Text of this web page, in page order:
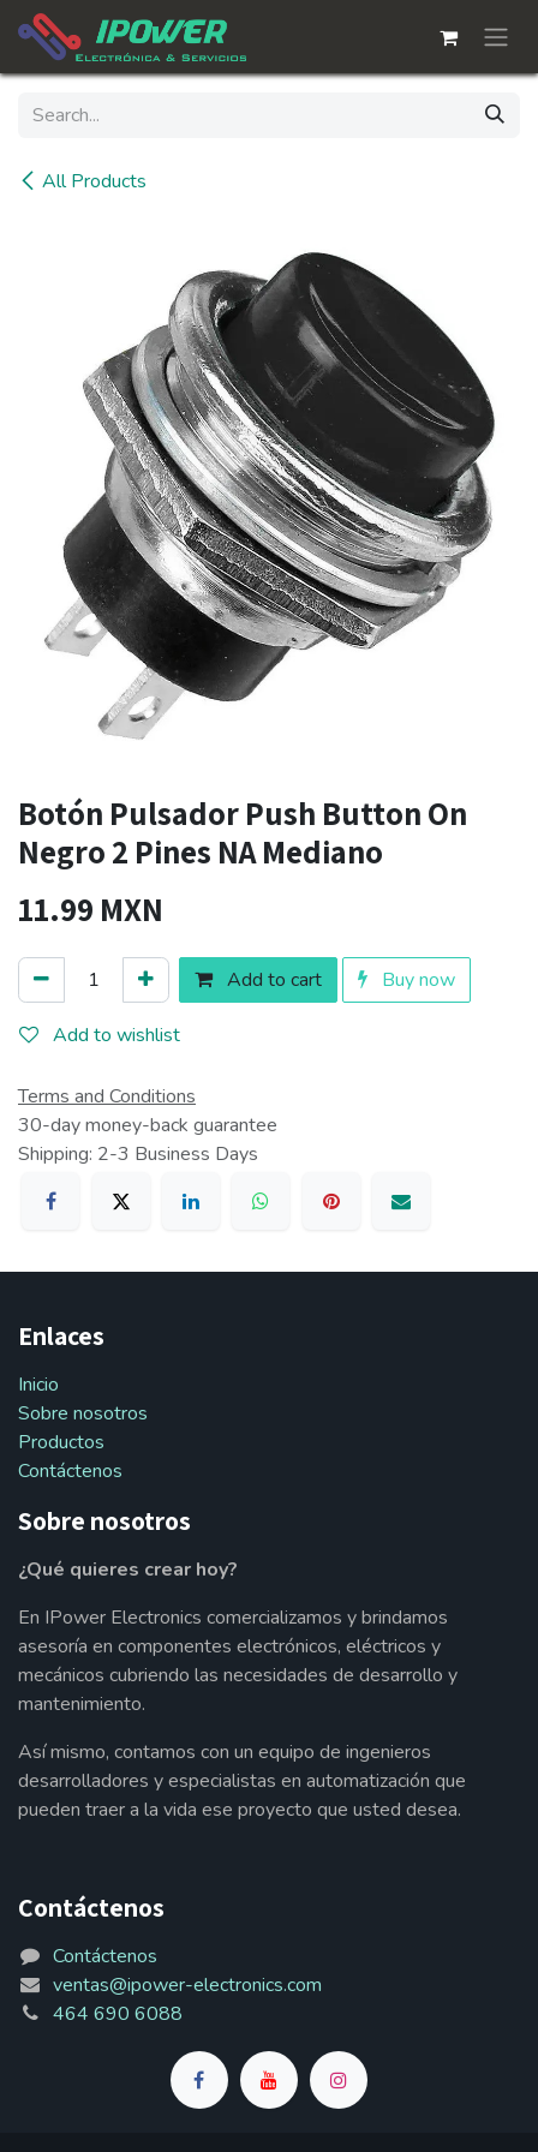
Skip to Content
All Products
Botón Pulsador Push Button On
Negro 2 Pines NA Mediano
11.99 MXN
Add to cart Buy now
Add to wishlist
Terms and Conditions
30-day money-back guarantee
Shipping: 2-3 Business Days
Enlaces
Inicio
Sobre nosotros
Productos
Contáctenos
Sobre nosotros
¿Qué quieres crear hoy?
En IPower Electronics comercializamos y brindamos
asesoría en componentes electrónicos, eléctricos y
mecánicos cubriendo las necesidades de desarrollo y
mantenimiento.
Así mismo, contamos con un equipo de ingenieros
desarrolladores y especialistas en automatización que
pueden traer a la vida ese proyecto que usted desea.
Contáctenos
Contáctenos
ventas@ipower-electronics.com
464 690 6088